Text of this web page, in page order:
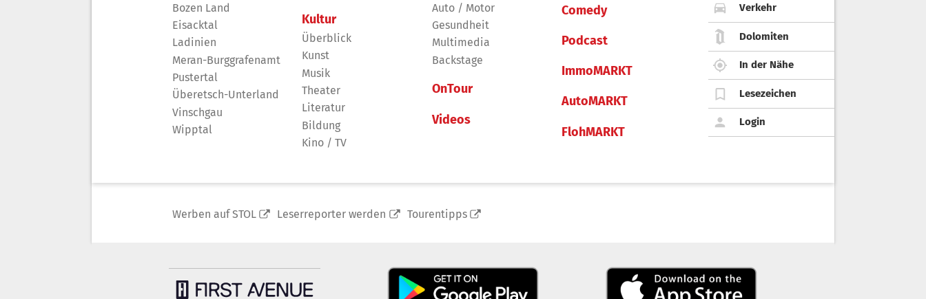
Bozen Land
Eisacktal
Ladinien
Meran-Burggrafenamt
Pustertal
Überetsch-Unterland
Vinschgau
Wipptal
Kultur
Überblick
Kunst
Musik
Theater
Literatur
Bildung
Kino / TV
Auto / Motor
Gesundheit
Multimedia
Backstage
OnTour
Videos
Comedy
Podcast
ImmoMARKT
AutoMARKT
FlohMARKT
Verkehr
Dolomiten
In der Nähe
Lesezeichen
Login
Werben auf STOL Leserreporter werden Tourentipps